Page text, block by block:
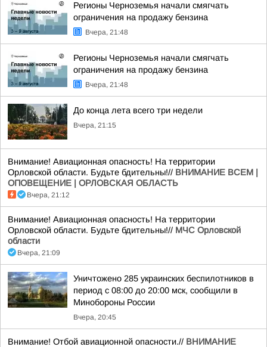
Регионы Черноземья начали смягчать
ограничения на продажу бензина
Вчера, 21:48
Регионы Черноземья начали смягчать
ограничения на продажу бензина
Вчера, 21:48
До конца лета всего три недели
Вчера, 21:15
Внимание! Авиационная опасность! На территории
Орловской области. Будьте бдительны!// ВНИМАНИЕ ВСЕМ |
ОПОВЕЩЕНИЕ | ОРЛОВСКАЯ ОБЛАСТЬ
Вчера, 21:12
Внимание! Авиационная опасность! На территории
Орловской области. Будьте бдительны!// МЧС Орловской
области
Вчера, 21:09
Уничтожено 285 украинских беспилотников в
период с 08:00 до 20:00 мск, сообщили в
Минобороны России
Вчера, 20:45
Внимание! Отбой авиационной опасности.// ВНИМАНИЕ